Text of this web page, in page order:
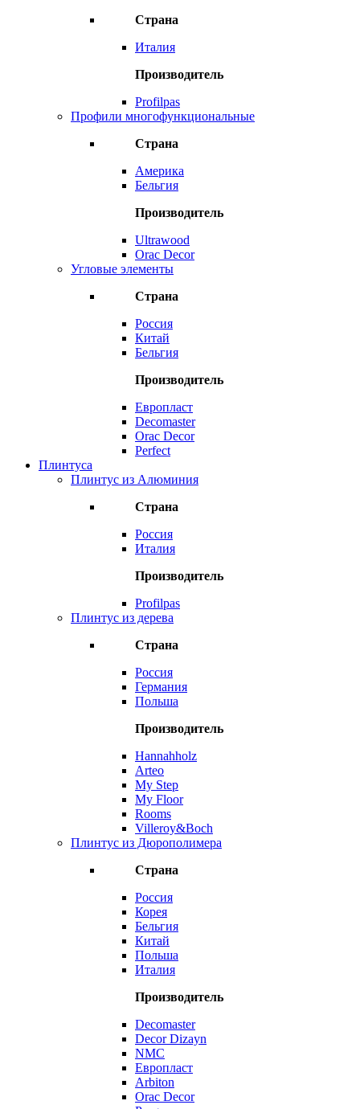
Страна
Италия
Производитель
Profilpas
Профили многофункциональные
Страна
Америка
Бельгия
Производитель
Ultrawood
Orac Decor
Угловые элементы
Страна
Россия
Китай
Бельгия
Производитель
Европласт
Decomaster
Orac Decor
Perfect
Плинтуса
Плинтус из Алюминия
Страна
Россия
Италия
Производитель
Profilpas
Плинтус из дерева
Страна
Россия
Германия
Польша
Производитель
Hannahholz
Arteo
My Step
My Floor
Rooms
Villeroy&Boch
Плинтус из Дюрополимера
Страна
Россия
Корея
Бельгия
Китай
Польша
Италия
Производитель
Decomaster
Decor Dizayn
NMC
Европласт
Arbiton
Orac Decor